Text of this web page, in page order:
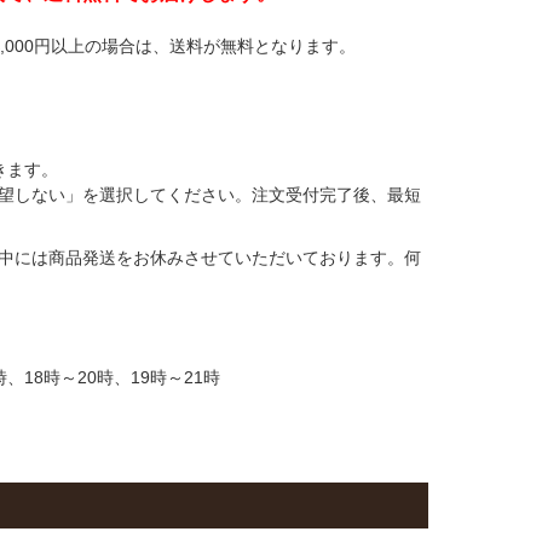
円以上の場合は、送料が無料となります。
す。
しない」を選択してください。注文受付完了後、最短
には商品発送をお休みさせていただいております。何
18時～20時、19時～21時